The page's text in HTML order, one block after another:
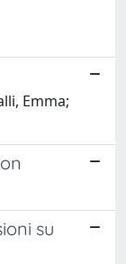
Emma;
su